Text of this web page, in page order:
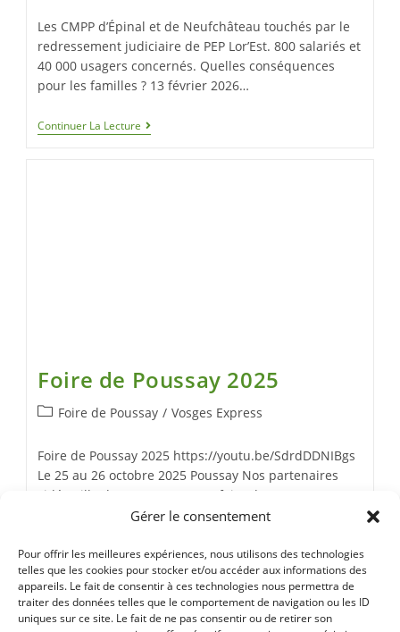
Gérer le consentement
Pour offrir les meilleures expériences, nous utilisons des technologies
telles que les cookies pour stocker et/ou accéder aux informations des
appareils. Le fait de consentir à ces technologies nous permettra de
traiter des données telles que le comportement de navigation ou les ID
uniques sur ce site. Le fait de ne pas consentir ou de retirer son
Les CMPP d’Épinal et de Neufchâteau touchés par le
redressement judiciaire de PEP Lor’Est. 800 salariés et
40 000 usagers concernés. Quelles conséquences
pour les familles ? 13 février 2026…
Continuer La Lecture
Foire de Poussay 2025
Foire de Poussay / Vosges Express
Foire de Poussay 2025 https://youtu.be/SdrdDDNIBgs
Le 25 au 26 octobre 2025 Poussay Nos partenaires
vidéo Ville de Poussay La 427ᵉ foire de Poussay a une
nouvelle fois rencontré un franc…
Continuer La Lecture